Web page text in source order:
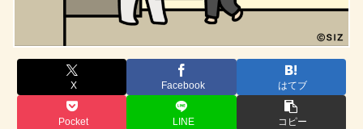
X Facebook はてブ
Pocket LINE コピー